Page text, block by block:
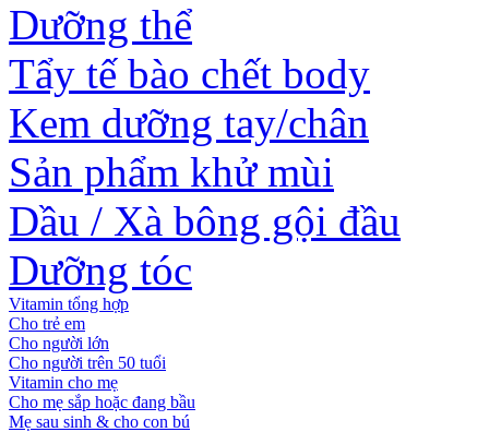
Dưỡng thể
Tẩy tế bào chết body
Kem dưỡng tay/chân
Sản phẩm khử mùi
Dầu / Xà bông gội đầu
Dưỡng tóc
Vitamin tổng hợp
Cho trẻ em
Cho người lớn
Cho người trên 50 tuổi
Vitamin cho mẹ
Cho mẹ sắp hoặc đang bầu
Mẹ sau sinh & cho con bú